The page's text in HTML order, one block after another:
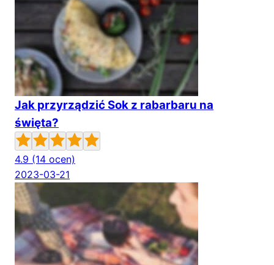
Jak przyrządzić Sok z rabarbaru na
święta?
4.9 (14 ocen)
2023-03-21